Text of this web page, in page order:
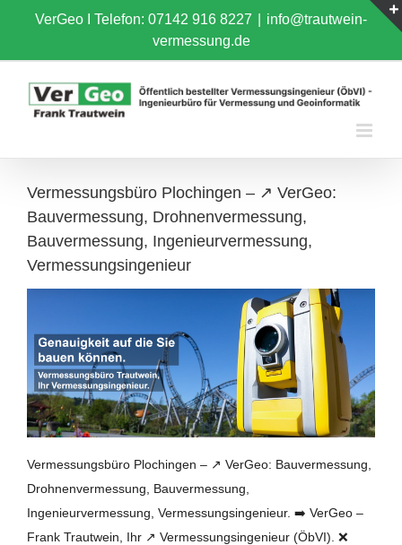
content
VerGeo I Telefon: 07142 916 8227
info@trautwein-
vermessung.de
Vermessungsbüro Plochingen – ↗️ VerGeo:
Bauvermessung, Drohnenvermessung,
Bauvermessung, Ingenieurvermessung,
Vermessungsingenieur
Vermessungsbüro Plochingen – ↗️ VerGeo: Bauvermessung,
Drohnenvermessung, Bauvermessung,
Ingenieurvermessung, Vermessungsingenieur. ➡️ VerGeo –
Frank Trautwein, Ihr ↗️ Vermessungsingenieur (ÖbVI). ❌